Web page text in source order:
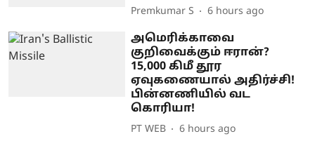
Premkumar S 6 hours ago
அமெரிக்காவை
குறிவைக்கும் ஈரான்?
15,000 கிமீ தூர
ஏவுகணையால் அதிர்ச்சி!
பின்னணியில் வட
கொரியா!
PT WEB 6 hours ago